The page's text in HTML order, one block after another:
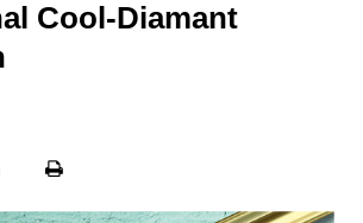
Cool-Diamant
Seite